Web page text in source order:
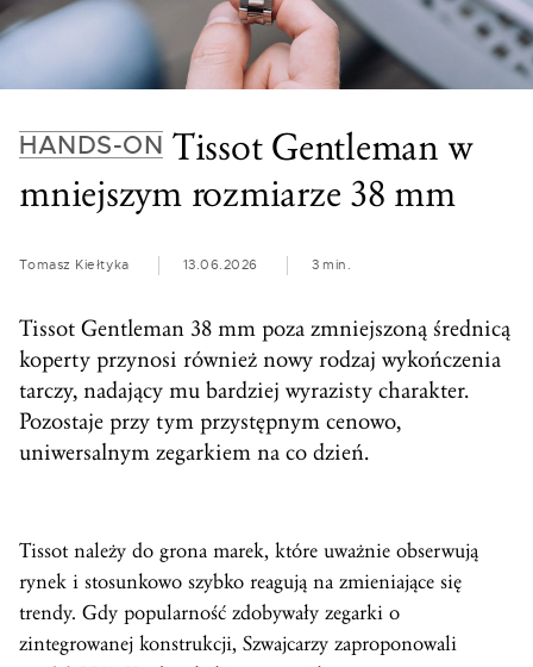
HANDS-ON Tissot Gentleman w
mniejszym rozmiarze 38 mm
Tomasz Kiełtyka 13.06.2026 3 min.
Tissot Gentleman 38 mm poza zmniejszoną średnicą
koperty przynosi również nowy rodzaj wykończenia
tarczy, nadający mu bardziej wyrazisty charakter.
Pozostaje przy tym przystępnym cenowo,
uniwersalnym zegarkiem na co dzień.
Tissot należy do grona marek, które uważnie obserwują
rynek i stosunkowo szybko reagują na zmieniające się
trendy. Gdy popularność zdobywały zegarki o
zintegrowanej konstrukcji, Szwajcarzy zaproponowali